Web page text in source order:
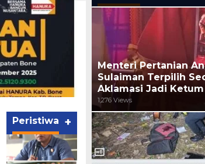
Peristiwa +
Menteri Pertanian
Sulaiman Terpilih
Aklamasi Jadi Ketum
1,276 Views